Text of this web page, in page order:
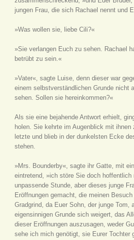
jungen Frau, die sich Rachael nennt und
»Was wollen sie, liebe Cili?«
»Sie verlangen Euch zu sehen. Rachael
betrübt zu sein.«
»Vater«, sagte Luise, denn dieser war
einem selbstverständlichen Grunde nicht
sehen. Sollen sie hereinkommen?«
Als sie eine bejahende Antwort erhielt,
holen. Sie kehrte im Augenblick mit ihnen
letzte und blieb in der dunkelsten Ecke
stehen.
»Mrs. Bounderby«, sagte ihr Gatte, mit
eintretend, »ich störe Sie doch
unpassende Stunde, aber dieses junge
Eröffnungen gemacht, die meinen
Gradgrind, da Euer Sohn, der junge Tom,
eigensinnigen Grunde sich weigert, das
dieser Eröffnungen auszusagen, weder
sehe ich mich genötigt, sie Eurer Tochter